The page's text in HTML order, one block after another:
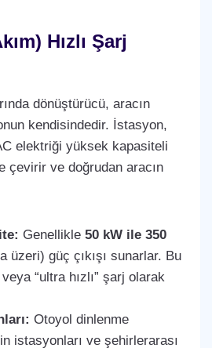
Hızlı Şarj
dönüştürücü, aracın
kendisindedir. İstasyon,
elektriği yüksek kapasiteli
çevirir ve doğrudan aracın
Genellikle 50 kW ile 350
üzeri) güç çıkışı sunarlar. Bu
veya “ultra hızlı” şarj olarak
Otoyol dinlenme
istasyonları ve şehirlerarası